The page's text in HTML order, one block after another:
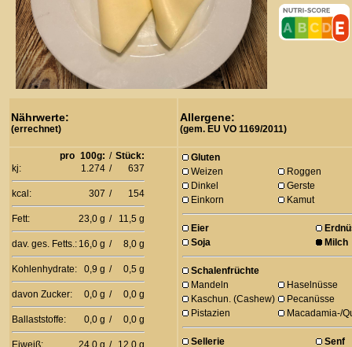
Nährwerte:
(errechnet)
Allergene:
(gem. EU VO 1169/2011)
pro 100g: / Stück:
kj:
1.274 / 637
kcal: 307 / 154
Fett: 23,0 g / 11,5 g
dav. ges. Fetts.: 16,0 g / 8,0 g
Kohlenhydrate: 0,9 g / 0,5 g
davon Zucker: 0,0 g / 0,0 g
Ballaststoffe: 0,0 g / 0,0 g
Eiweiß: 24,0 g / 12,0 g
Gluten
Weizen
Roggen
Dinkel
Gerste
Einkorn
Kamut
Eier
Soja
Milch
Schalenfrüchte
Mandeln
Haselnüsse
Kaschun. (Cashew)
Pecanüsse
Pistazien
Macadamia-/
Sellerie
Senf